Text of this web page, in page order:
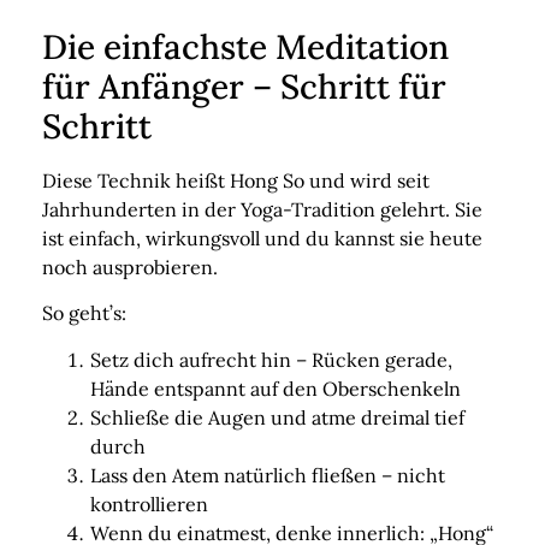
Die einfachste Meditation
für Anfänger – Schritt für
Schritt
Diese Technik heißt Hong So und wird seit
Jahrhunderten in der Yoga-Tradition gelehrt. Sie
ist einfach, wirkungsvoll und du kannst sie heute
noch ausprobieren.
So geht’s:
Setz dich aufrecht hin – Rücken gerade,
Hände entspannt auf den Oberschenkeln
Schließe die Augen und atme dreimal tief
durch
Lass den Atem natürlich fließen – nicht
kontrollieren
Wenn du einatmest, denke innerlich: „Hong“